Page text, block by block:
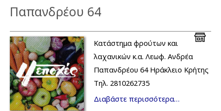
Παπανδρέου 64
Κατάστημα φρούτων και
λαχανικών κ.α. Λεωφ. Ανδρέα
Παπανδρέου 64 Ηράκλειο Κρήτης
Τηλ. 2810262735
Διαβάστε περισσότερα…